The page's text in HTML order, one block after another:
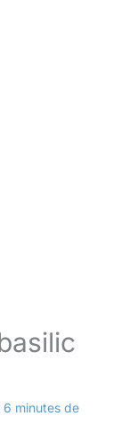
6 minutes de